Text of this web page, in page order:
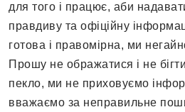
для того і працює, аби
правдиву та офіційну
готова і правомірна, ми
Прошу не ображатися і не
пекло, ми не приховуємо
вважаємо за неправильне